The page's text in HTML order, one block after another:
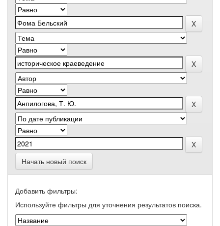
Начать новый поиск
Добавить фильтры:
Используйте фильтры для уточнения результатов поиска.